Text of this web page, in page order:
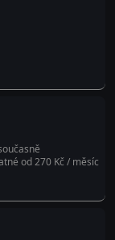
od 270 Kč / měsíc